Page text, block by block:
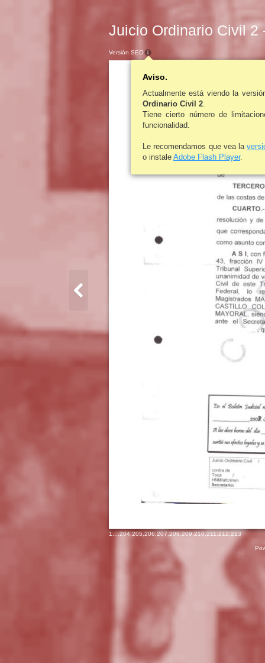
Juicio Ordinario Civil 2
Versión SEO
Aviso.
Actualmente está viendo la
Ordinario Civil 2
Tiene cierto número de
funcionalidad.
Le recomendamos que vea la
o instale Adobe Flash Player.
1 ...,204,205,206,207,208,209,210,211,212,213